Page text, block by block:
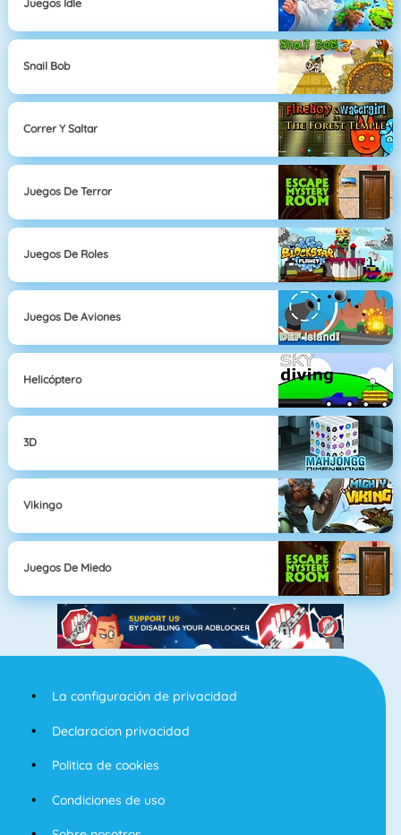
Juegos Idle
Snail Bob
Correr Y Saltar
Juegos De Terror
Juegos De Roles
Juegos De Aviones
Helicóptero
3D
Vikingo
Juegos De Miedo
La configuración de privacidad
Declaracion privacidad
Politica de cookies
Condiciones de uso